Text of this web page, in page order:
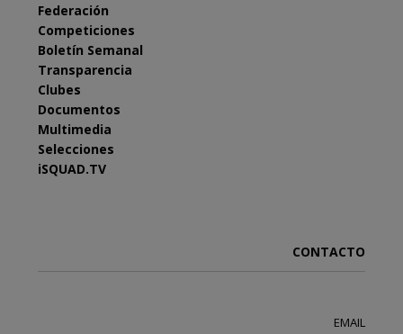
Federación
Competiciones
Boletín Semanal
Transparencia
Clubes
Documentos
Multimedia
Selecciones
iSQUAD.TV
CONTACTO
EMAIL